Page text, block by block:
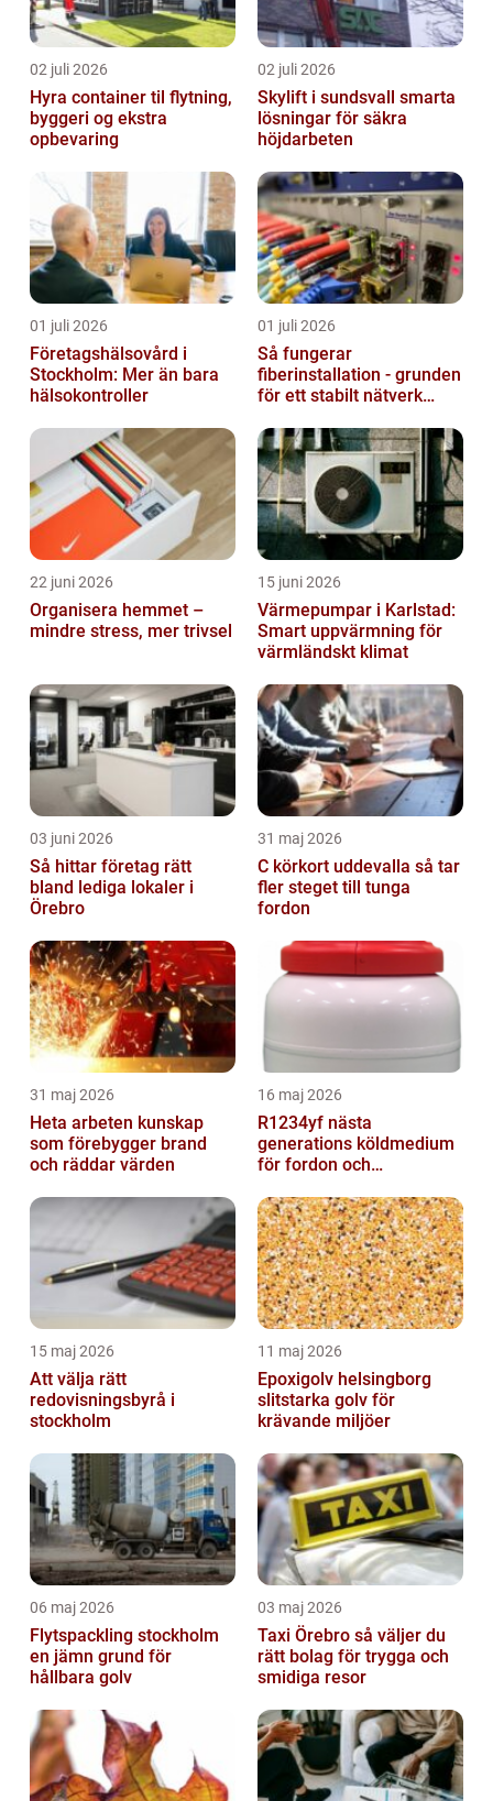
02 juli 2026
Hyra container til flytning,
byggeri og ekstra
opbevaring
02 juli 2026
Skylift i sundsvall smarta
lösningar för säkra
höjdarbeten
01 juli 2026
Företagshälsovård i
Stockholm: Mer än bara
hälsokontroller
01 juli 2026
Så fungerar
fiberinstallation - grunden
för ett stabilt nätverk
22 juni 2026
Organisera hemmet –
mindre stress, mer trivsel
15 juni 2026
Värmepumpar i Karlstad:
Smart uppvärmning för
värmländskt klimat
03 juni 2026
Så hittar företag rätt
bland lediga lokaler i
Örebro
31 maj 2026
C körkort uddevalla så tar
fler steget till tunga
fordon
31 maj 2026
Heta arbeten kunskap
som förebygger brand
och räddar värden
16 maj 2026
R1234yf nästa
generations köldmedium
för fordon och
15 maj 2026
Att välja rätt
redovisningsbyrå i
stockholm
11 maj 2026
Epoxigolv helsingborg
slitstarka golv för
krävande miljöer
06 maj 2026
Flytspackling stockholm
en jämn grund för
hållbara golv
03 maj 2026
Taxi Örebro så väljer du
rätt bolag för trygga och
smidiga resor